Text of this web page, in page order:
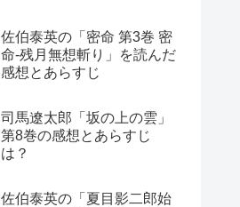
佐伯泰英の「密命 第3巻 密
命-残月無想斬り」を読んだ
感想とあらすじ
司馬遼太郎「坂の上の雲」
第8巻の感想とあらすじ
は？
佐伯泰英の「夏目影二郎始